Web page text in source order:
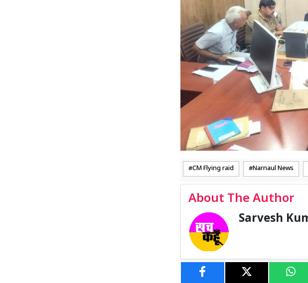
CM Flying raid Narnaul News
About The Author
Sarvesh